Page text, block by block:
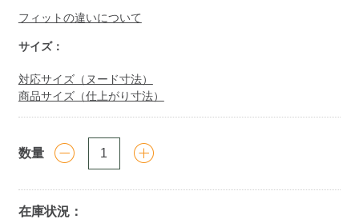
フィットの違いについて
サイズ：
対応サイズ（ヌード寸法）
商品サイズ（仕上がり寸法）
数量
在庫状況：